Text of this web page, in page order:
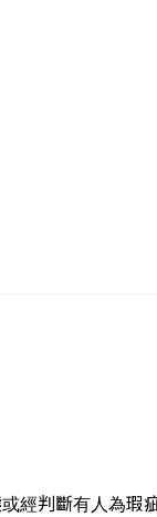
經判斷有人為瑕